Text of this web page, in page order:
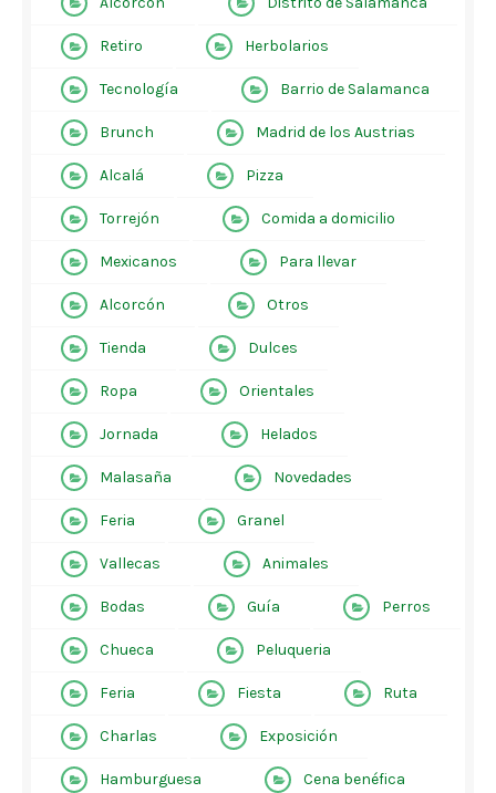
Retiro Herbolarios
Tecnología Barrio de Salamanca
Brunch Madrid de los Austrias
Alcalá Pizza
Torrejón Comida a domicilio
Mexicanos Para llevar
Alcorcón Otros
Tienda Dulces
Ropa Orientales
Jornada Helados
Malasaña Novedades
Feria Granel
Vallecas Animales
Bodas Guía Perros
Chueca Peluqueria
Feria Fiesta Ruta
Charlas Exposición
Hamburguesa Cena benéfica